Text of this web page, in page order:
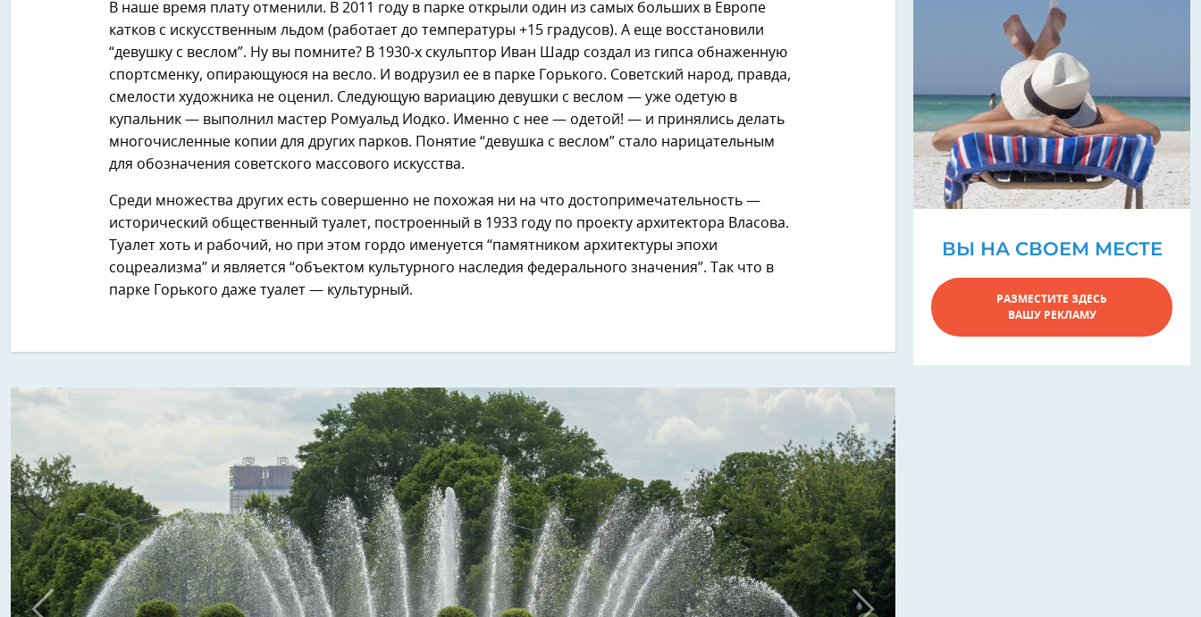
В наше время плату отменили. В 2011 году в парке открыли один из самых больших в Европе
катков с искусственным льдом (работает до температуры +15 градусов). А еще восстановили
“девушку с веслом”. Ну вы помните? В 1930-х скульптор Иван Шадр создал из гипса обнаженную
спортсменку, опирающуюся на весло. И водрузил ее в парке Горького. Советский народ, правда,
смелости художника не оценил. Следующую вариацию девушки с веслом — уже одетую в
купальник — выполнил мастер Ромуальд Иодко. Именно с нее — одетой! — и принялись делать
многочисленные копии для других парков. Понятие “девушка с веслом” стало нарицательным
для обозначения советского массового искусства.
Среди множества других есть совершенно не похожая ни на что достопримечательность —
исторический общественный туалет, построенный в 1933 году по проекту архитектора Власова.
Туалет хоть и рабочий, но при этом гордо именуется “памятником архитектуры эпохи
соцреализма” и является “объектом культурного наследия федерального значения”. Так что в
парке Горького даже туалет — культурный.
ВЫ НА СВОЕМ МЕСТЕ
РАЗМЕСТИТЕ ЗДЕСЬ
ВАШУ РЕКЛАМУ